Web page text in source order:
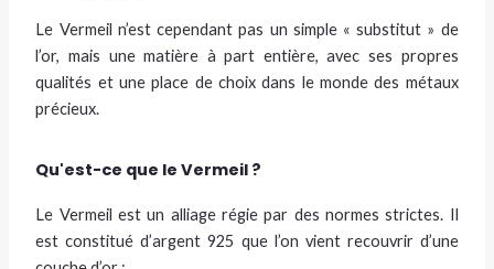
Le Vermeil n’est cependant pas un simple « substitut » de
l’or, mais une matière à part entière, avec ses propres
qualités et une place de choix dans le monde des métaux
précieux.
Qu'est-ce que le Vermeil ?
Le Vermeil est un alliage régie par des normes strictes. Il
est constitué d’argent 925 que l’on vient recouvrir d’une